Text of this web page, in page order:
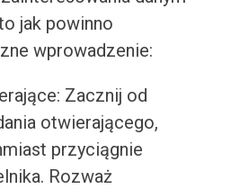
jak powinno
wprowadzenie:
Zacznij od
otwierającego,
przyciągnie
Rozważ